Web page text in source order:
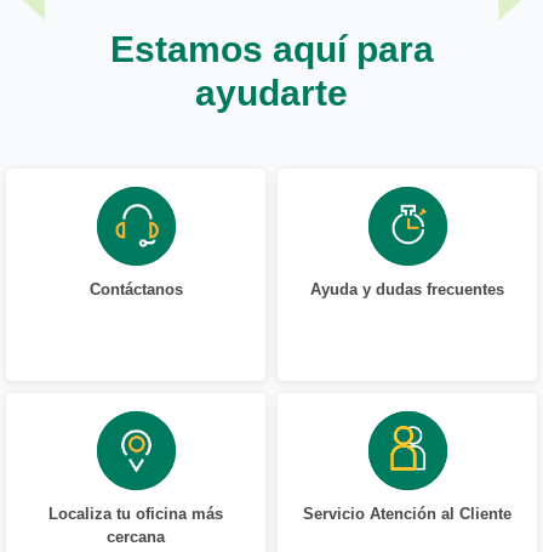
Estamos aquí para
ayudarte
Contáctanos Ayuda y dudas frecuentes
Localiza tu oficina más
cercana
Servicio Atención al Cliente